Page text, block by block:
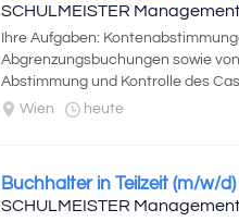
SCHULMEISTER
Ihre Aufgaben:
Abgrenzungsbuchungen sowie
Abstimmung und Kontrolle des
Wien
heute
Buchhalter in Teilzeit (m/w/d)
SCHULMEISTER